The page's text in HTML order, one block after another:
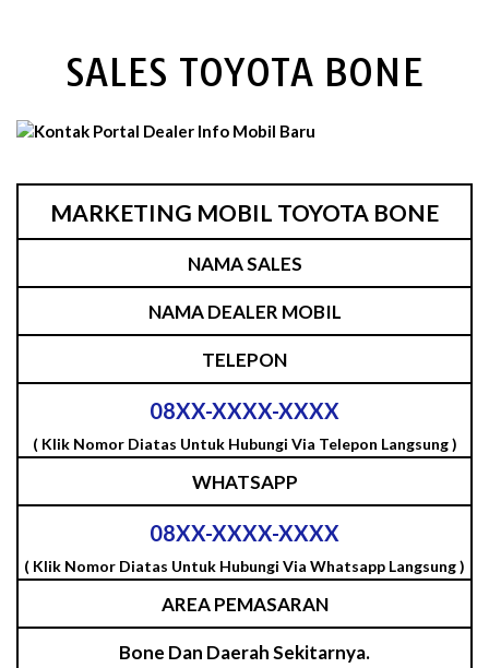
SALES TOYOTA BONE
MARKETING MOBIL TOYOTA BONE
NAMA SALES
NAMA DEALER MOBIL
TELEPON
08XX-XXXX-XXXX
( Klik Nomor Diatas Untuk Hubungi Via Telepon Langsung )
WHATSAPP
08XX-XXXX-XXXX
( Klik Nomor Diatas Untuk Hubungi Via Whatsapp Langsung )
AREA PEMASARAN
Bone Dan Daerah Sekitarnya.